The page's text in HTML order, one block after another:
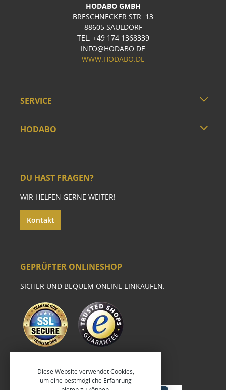
HODABO GMBH
BRESCHNECKER STR. 13
88605 SAULDORF
TEL: +49 174 1368339
INFO@HODABO.DE
WWW.HODABO.DE
SERVICE
HODABO
DU HAST FRAGEN?
WIR HELFEN GERNE WEITER!
Kontakt
GEPRÜFTER ONLINESHOP
SICHER UND BEQUEM ONLINE EINKAUFEN.
Diese Website verwendet Cookies,
um eine bestmögliche Erfahrung